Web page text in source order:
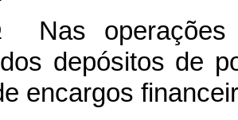
Nas operações
depósitos de
encargos